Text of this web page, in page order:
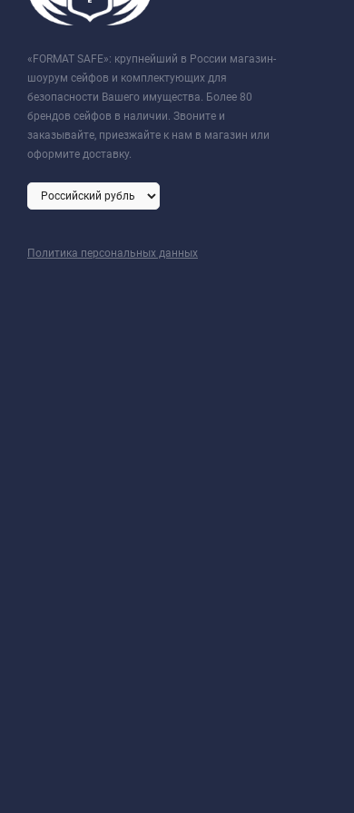
«FORMAT SAFE»: крупнейший в России магазин-
шоурум сейфов и комплектующих для
безопасности Вашего имущества. Более 80
брендов сейфов в наличии. Звоните и
заказывайте, приезжайте к нам в магазин или
оформите доставку.
Политика персональных данных